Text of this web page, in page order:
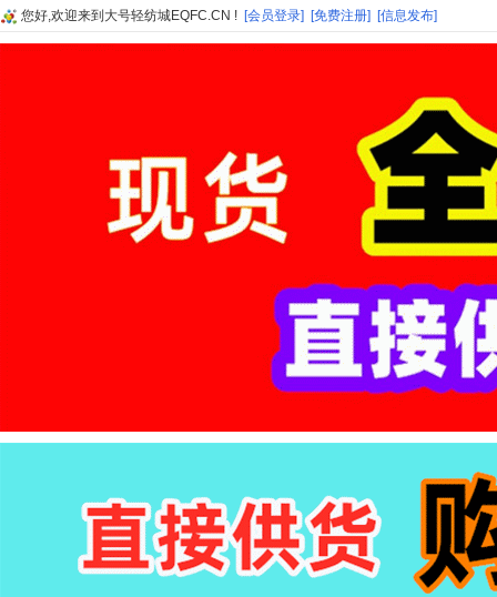
您好,欢迎来到大号轻纺城EQFC.CN ! [会员登录] [免费注册] [信息发布]